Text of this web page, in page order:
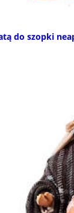
do szopki